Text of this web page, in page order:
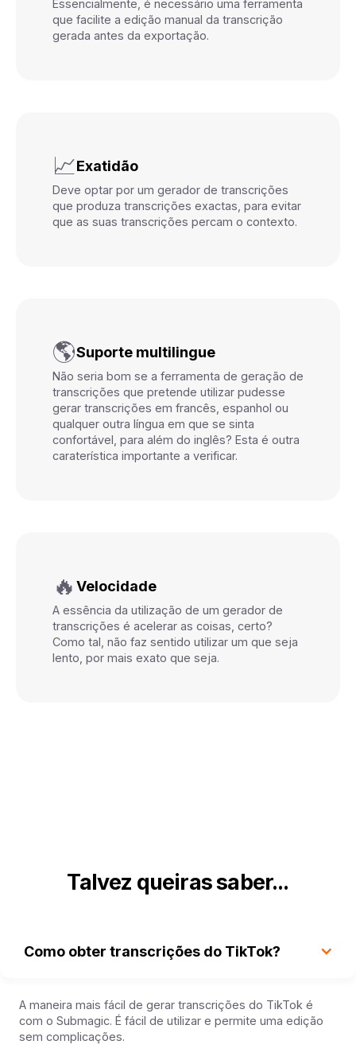
Essencialmente, é necessário uma ferramenta
que facilite a edição manual da transcrição
gerada antes da exportação.
📈Exatidão
Deve optar por um gerador de transcrições
que produza transcrições exactas, para evitar
que as suas transcrições percam o contexto.
🌎Suporte multilingue
Não seria bom se a ferramenta de geração de
transcrições que pretende utilizar pudesse
gerar transcrições em francês, espanhol ou
qualquer outra língua em que se sinta
confortável, para além do inglês? Esta é outra
caraterística importante a verificar.
🔥 Velocidade
A essência da utilização de um gerador de
transcrições é acelerar as coisas, certo?
Como tal, não faz sentido utilizar um que seja
lento, por mais exato que seja.
Talvez queiras saber...
Como obter transcrições do TikTok?
A maneira mais fácil de gerar transcrições do TikTok é
com o Submagic. É fácil de utilizar e permite uma edição
sem complicações.